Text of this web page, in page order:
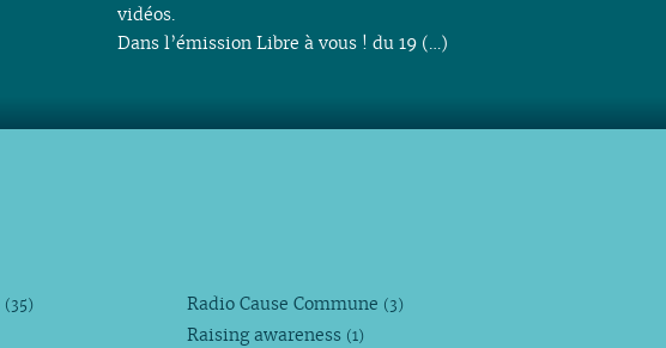
vidéos.
Dans l’émission Libre à vous ! du 19 (…)
(35) Radio Cause Commune (3)
Raising awareness (1)